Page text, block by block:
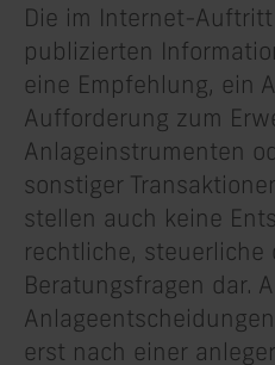
Die im Internet-
publizierten
eine Empfehlung, ein
Aufforderung zum
Anlageinstrumenten
sonstiger
stellen auch keine
rechtliche, steuerliche
Beratungsfragen dar.
erst nach einer